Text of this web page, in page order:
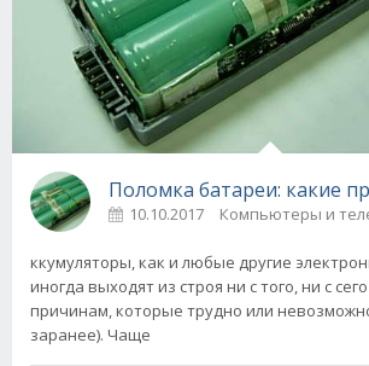
Поломка батареи: какие
10.10.2017 Компьютеры и
ккумуляторы, как и любые другие
иногда выходят из строя ни с того, ни с
причинам, которые трудно или
заранее). Чаще